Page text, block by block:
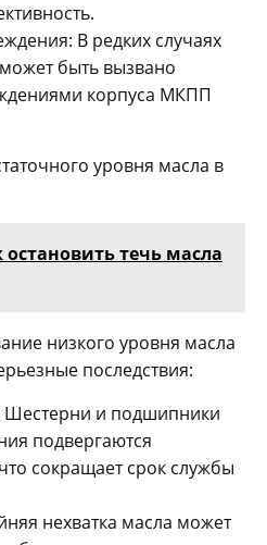
В редких случаях
быть вызвано
корпуса МКПП
уровня масла в
остановить течь масла
низкого уровня масла
последствия:
и подшипники
подвергаются
сокращает срок службы
нехватка масла может